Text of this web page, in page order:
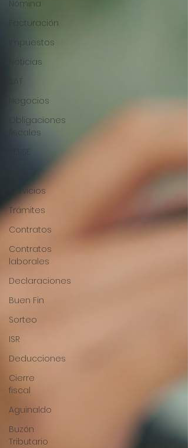
Nómina
Facturación
Impuestos
Noticias
SAT
Negocios
Obligaciones
fiscales
REPSE
Servicios
Trámites
Contratos
Contratos
laborales
Declaraciones
Buen Fin
Sorteo
ISR
Deducciones
Cierre
fiscal
Aguinaldo
Buzón
Tributario